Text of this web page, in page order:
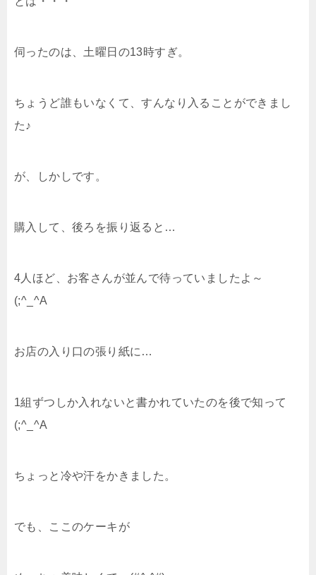
伺ったのは、土曜日の13時すぎ。
ちょうど誰もいなくて、すんなり入ることができまし
た♪
が、しかしです。
購入して、後ろを振り返ると…
4人ほど、お客さんが並んで待っていましたよ～
(;^_^A
お店の入り口の張り紙に…
1組ずつしか入れないと書かれていたのを後で知って
(;^_^A
ちょっと冷や汗をかきました。
でも、ここのケーキが